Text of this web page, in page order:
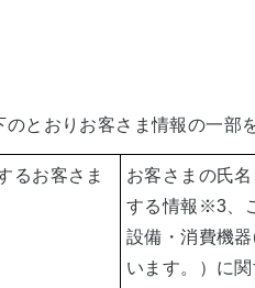
とおりお客さま情報の一部
るお客さま
お客さまの氏
する情報 ※3
設備・消費機
います。）に